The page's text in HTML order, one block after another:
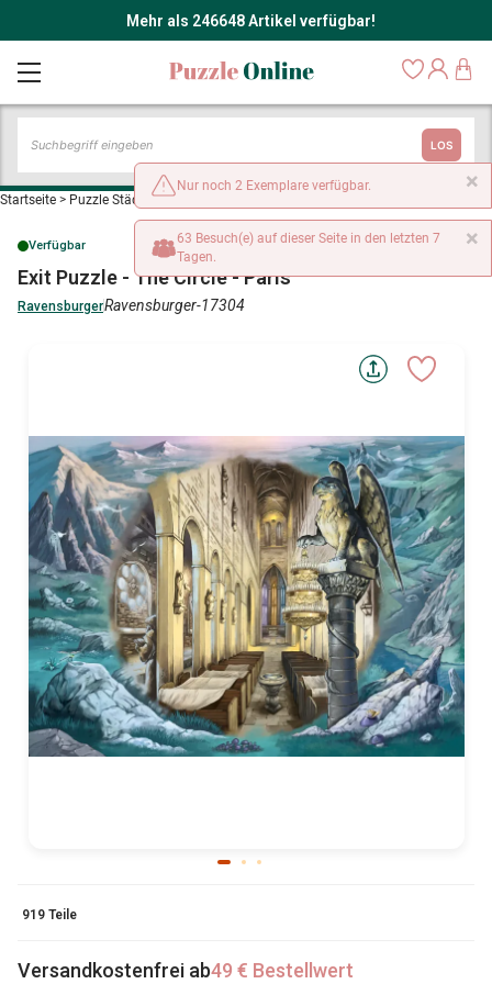
Mehr als 246648 Artikel verfügbar!
LOS
Startseite > Puzzle Städte und Dörfer
Verfügbar
Exit Puzzle - The Circle - Paris
RavensburgerRavensburger-17304
919 Teile
Versandkostenfrei ab49 € Bestellwert
×
Nur noch 2 Exemplare verfügbar.
×
63 Besuch(e) auf dieser Seite in den letzten 7
Tagen.